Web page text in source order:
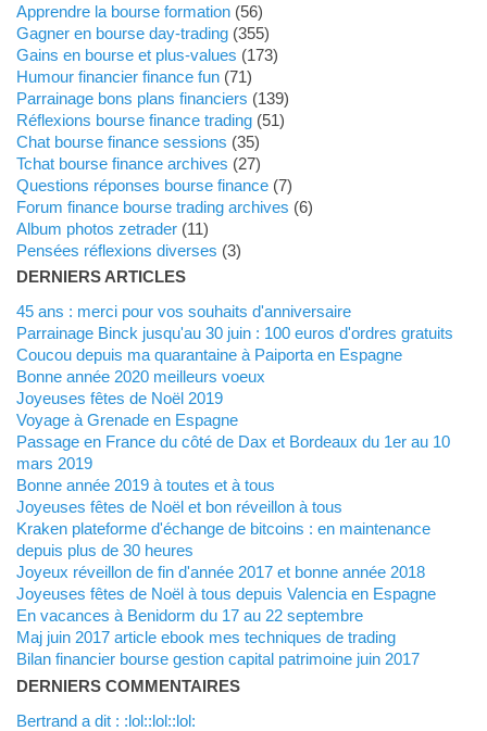
Apprendre la bourse formation(56)
Gagner en bourse day-trading(355)
Gains en bourse et plus-values (173)
Humour financier finance fun(71)
Parrainage bons plans financiers (139)
Réflexions bourse finance trading(51)
Chat bourse finance sessions (35)
Tchat bourse finance archives (27)
Questions réponses bourse finance(7)
Forum finance bourse trading archives (6)
Album photos zetrader(11)
Pensées réflexions diverses (3)
DERNIERS ARTICLES
45 ans : merci pour vos souhaits d'anniversaire
Parrainage Binck jusqu'au 30 juin : 100 euros d'ordres gratuits
Coucou depuis ma quarantaine à Paiporta en Espagne
Bonne année 2020 meilleurs voeux
Joyeuses fêtes de Noël 2019
Voyage à Grenade en Espagne
Passage en France du côté de Dax et Bordeaux du 1er au 10
mars 2019
Bonne année 2019 à toutes et à tous
Joyeuses fêtes de Noël et bon réveillon à tous
Kraken plateforme d'échange de bitcoins : en maintenance
depuis plus de 30 heures
Joyeux réveillon de fin d'année 2017 et bonne année 2018
Joyeuses fêtes de Noël à tous depuis Valencia en Espagne
En vacances à Benidorm du 17 au 22 septembre
Maj juin 2017 article ebook mes techniques de trading
Bilan financier bourse gestion capital patrimoine juin 2017
DERNIERS COMMENTAIRES
Bertrand a dit : :lol::lol::lol: